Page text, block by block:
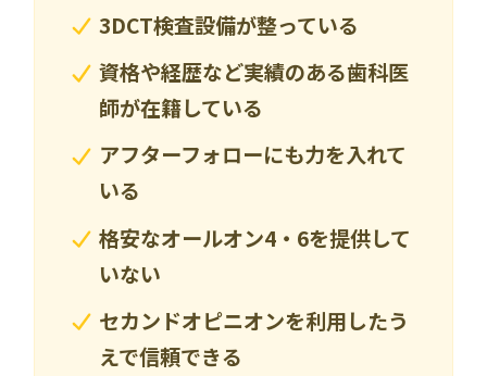
3DCT検査設備が整っている
資格や経歴など実績のある歯科医
師が在籍している
アフターフォローにも力を入れて
いる
格安なオールオン4・6を提供して
いない
セカンドオピニオンを利用したう
えで信頼できる